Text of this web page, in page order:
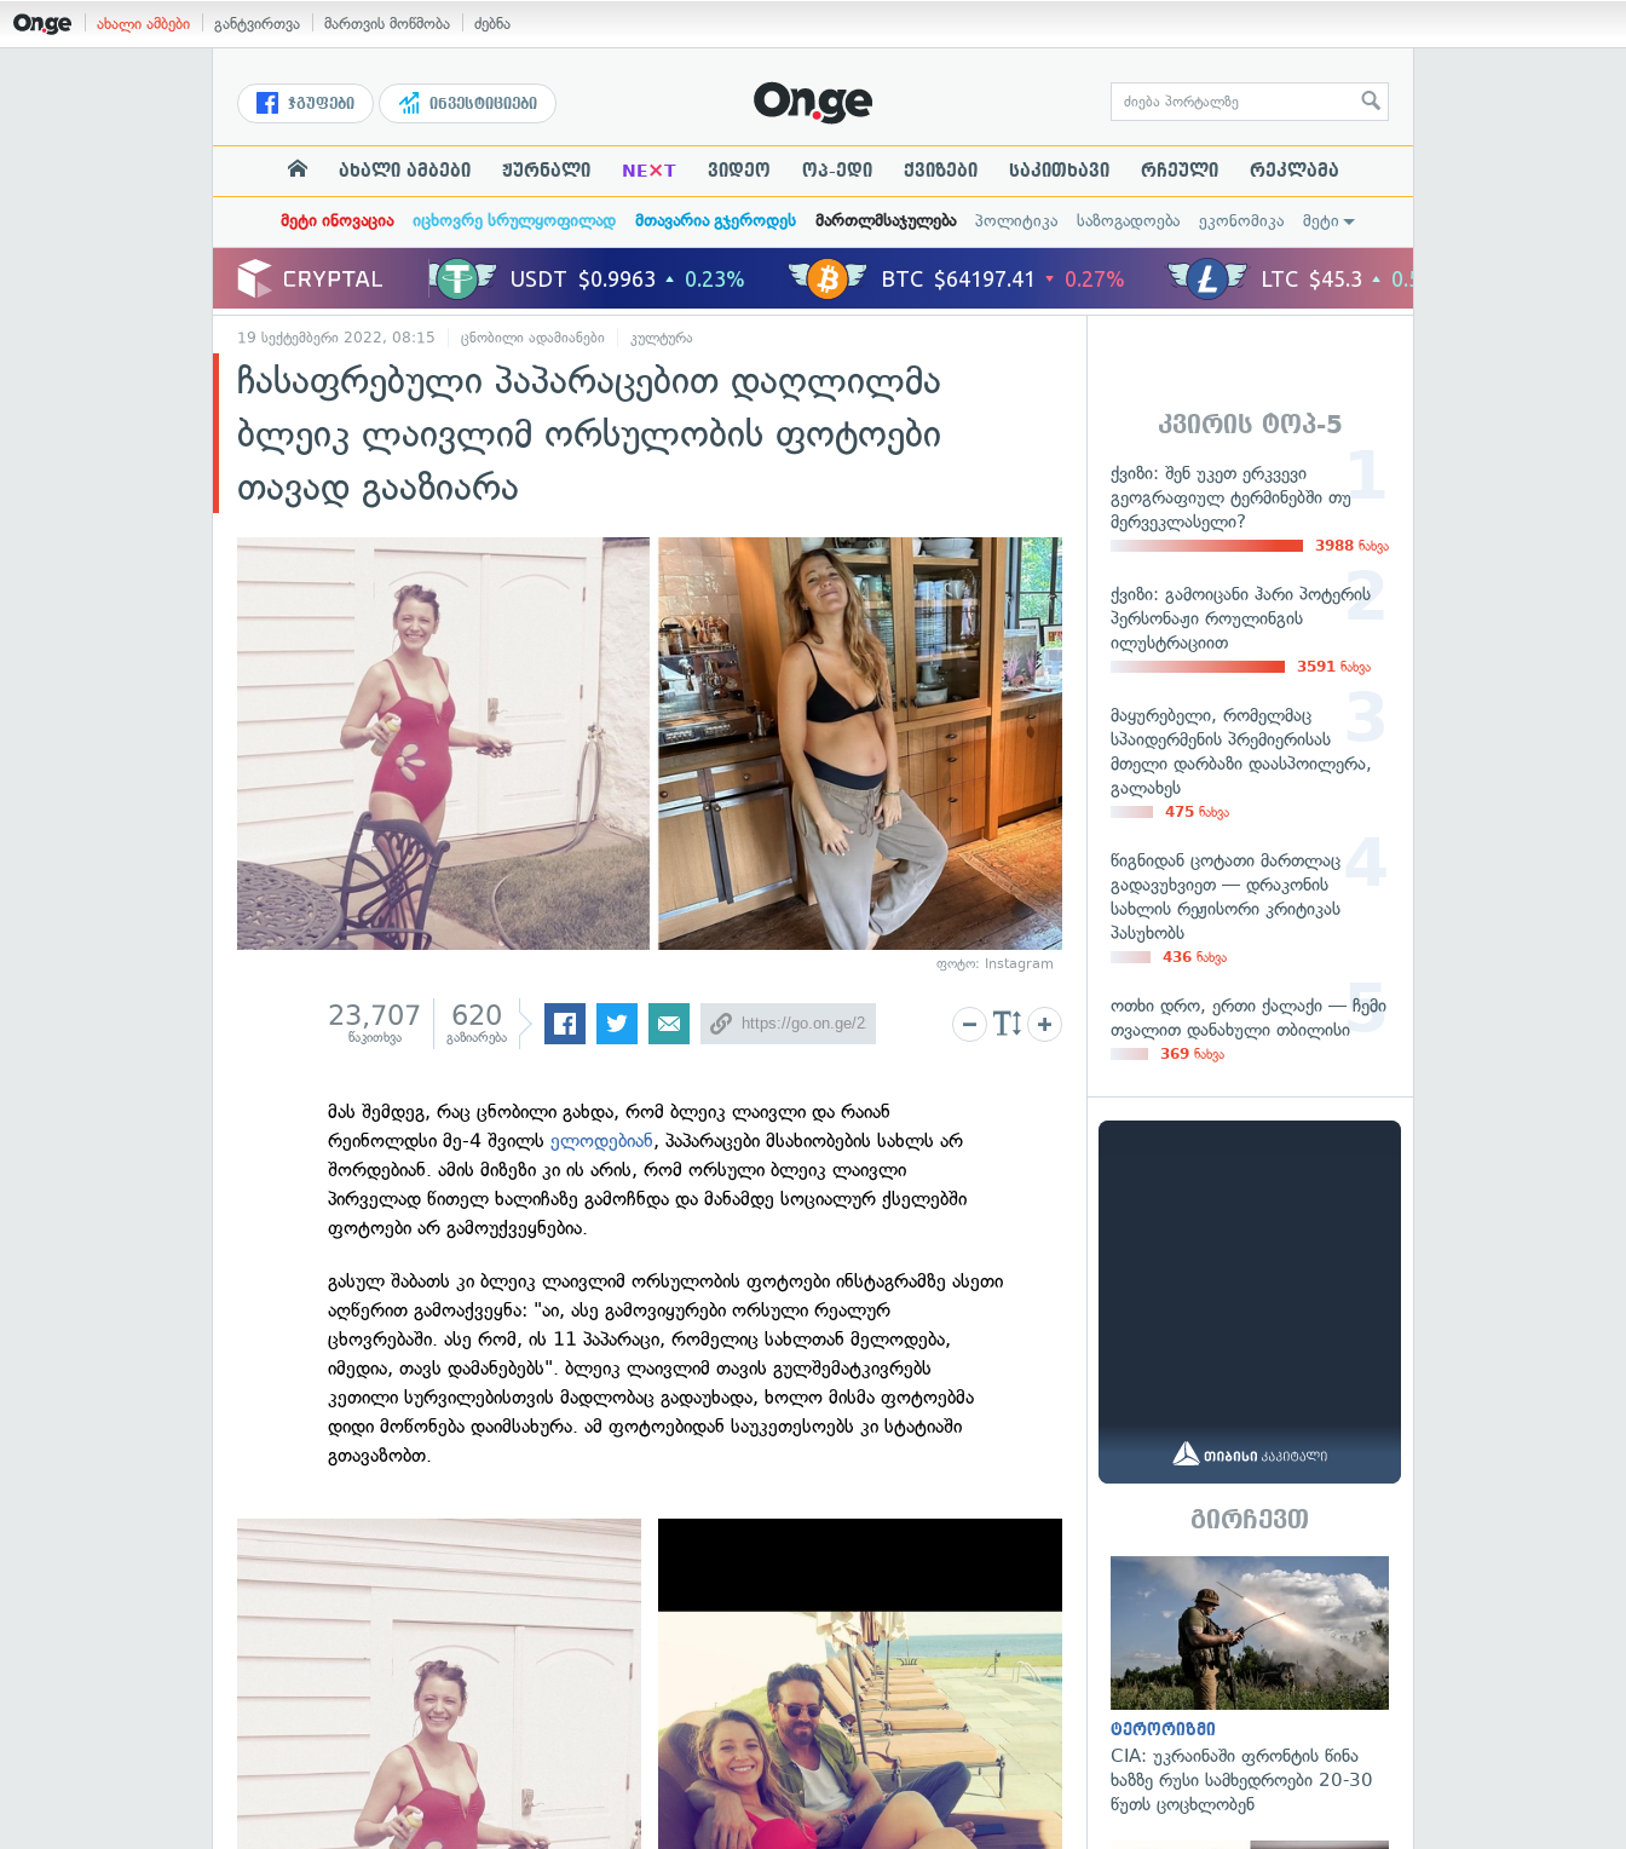
ახალი ამბები განტვირთვა მართვის მოწმობა ძებნა
ჯგუფები ინვესტიციები
ახალი ამბები ჟურნალი NE×T ვიდეო ოპ-ედი ქვიზები საკითხავი რჩეული რეკლამა
მეტი ინოვაცია იცხოვრე სრულყოფილად მთავარია გჯეროდეს მართლმსაჯულება პოლიტიკა საზოგადოება ეკონომიკა მეტი
19 სექტემბერი 2022, 08:15 ცნობილი ადამიანები კულტურა
ჩასაფრებული პაპარაცებით დაღლილმა
ბლეიკ ლაივლიმ ორსულობის ფოტოები
თავად გააზიარა
ფოტო: Instagram
23,707
წაკითხვა
620
გაზიარება
მას შემდეგ, რაც ცნობილი გახდა, რომ ბლეიკ ლაივლი და რაიან
რეინოლდსი მე-4 შვილსელოდებიან, პაპარაცები მსახიობების სახლს არ
შორდებიან. ამის მიზეზი კი ის არის, რომ ორსული ბლეიკ ლაივლი
პირველად წითელ ხალიჩაზე გამოჩნდა და მანამდე სოციალურ ქსელებში
ფოტოები არ გამოუქვეყნებია.
გასულ შაბათს კი ბლეიკ ლაივლიმ ორსულობის ფოტოები ინსტაგრამზე ასეთი
აღწერით გამოაქვეყნა: "აი, ასე გამოვიყურები ორსული რეალურ
ცხოვრებაში. ასე რომ, ის 11 პაპარაცი, რომელიც სახლთან მელოდება,
იმედია, თავს დამანებებს". ბლეიკ ლაივლიმ თავის გულშემატკივრებს
კეთილი სურვილებისთვის მადლობაც გადაუხადა, ხოლო მისმა ფოტოებმა
დიდი მოწონება დაიმსახურა. ამ ფოტოებიდან საუკეთესოებს კი სტატიაში
გთავაზობთ.
კვირის ტოპ-5
ქვიზი: შენ უკეთ ერკვევი
გეოგრაფიულ ტერმინებში თუ
მერვეკლასელი?
3988 ნახვა
ქვიზი: გამოიცანი ჰარი პოტერის
პერსონაჟი როულინგის
ილუსტრაციით
3591 ნახვა
მაყურებელი, რომელმაც
სპაიდერმენის პრემიერისას
მთელი დარბაზი დაასპოილერა,
გალახეს
475 ნახვა
წიგნიდან ცოტათი მართლაც
გადავუხვიეთ — დრაკონის
სახლის რეჟისორი კრიტიკას
პასუხობს
436 ნახვა
ოთხი დრო, ერთი ქალაქი — ჩემი
თვალით დანახული თბილისი
369 ნახვა
გირჩევთ
ტერორიზმი
CIA: უკრაინაში ფრონტის წინა
ხაზზე რუსი სამხედროები 20-30
წუთს ცოცხლობენ